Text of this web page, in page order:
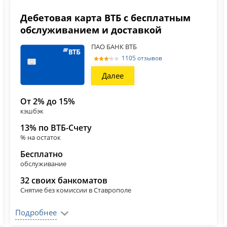
Дебетовая карта ВТБ с бесплатным
обслуживанием и доставкой
ПАО БАНК ВТБ
1105 отзывов
Далее
От 2% до 15%
кэшбэк
13% по ВТБ-Счету
% на остаток
Бесплатно
обслуживание
32 своих банкоматов
Снятие без комиссии в Ставрополе
Подробнее